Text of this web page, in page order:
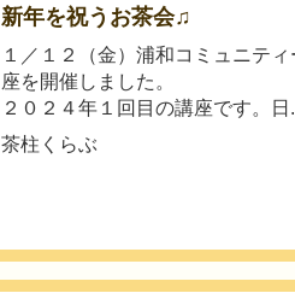
新年を祝うお茶会♫
１／１２（金）浦和コミュニテ
座を開催しました。
２０２４年１回目の講座です。日
茶柱くらぶ